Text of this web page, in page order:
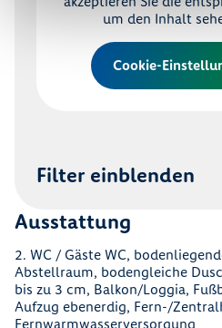
um den Inhalt
Cookie-
Filter einblenden
Ausstattung
2. WC / Gäste WC,
Abstellraum, bodengleiche
bis zu 3 cm, Balkon/Loggia,
Aufzug ebenerdig, Fern-/
Fernwarmwasserversorgung